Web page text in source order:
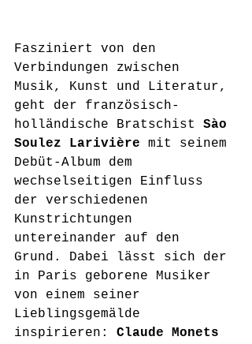
Fasziniert von den
Verbindungen zwischen
Musik, Kunst und Literatur,
geht der französisch-
holländische Bratschist Sào
Soulez Larivière mit seinem
Debüt-Album dem
wechselseitigen Einfluss
der verschiedenen
Kunstrichtungen
untereinander auf den
Grund. Dabei lässt sich der
in Paris geborene Musiker
von einem seiner
Lieblingsgemälde
inspirieren: Claude Monets